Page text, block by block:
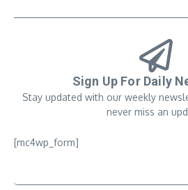
Sign Up For Daily
Stay updated with our weekly
never miss an
[mc4wp_form]